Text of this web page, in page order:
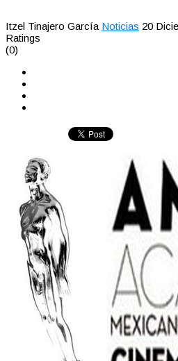
Itzel Tinajero García Noticias 20
Ratings
(0)